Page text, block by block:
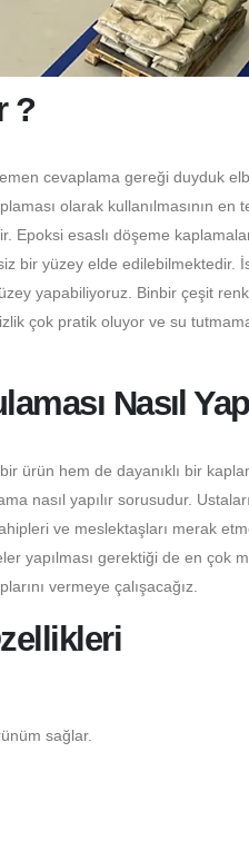
?
cevaplama gereği duyduk
olarak kullanılmasının en
Epoksi esaslı döşeme
bir yüzey elde edilebilmektedir.
yapabiliyoruz. Binbir çeşit renk
çok pratik oluyor ve su
Nasıl
ürün hem de dayanıklı bir
nasıl yapılır sorusudur.
ve meslektaşları merak
yapılması gerektiği de en çok
vermeye çalışacağız.
sağlar.